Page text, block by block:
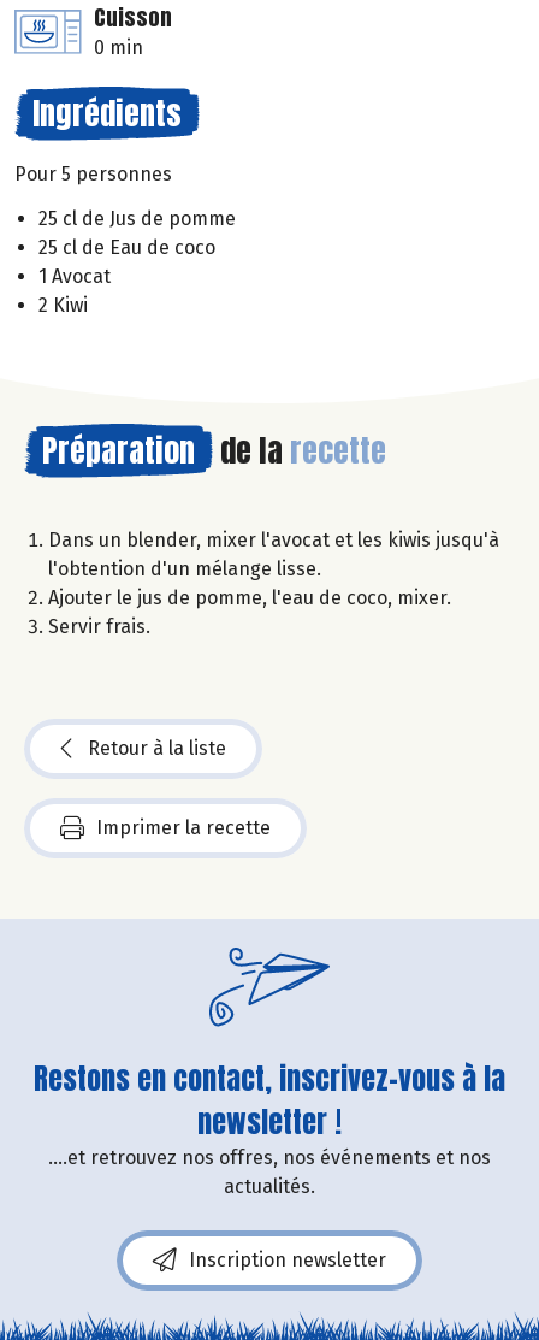
Cuisson
0 min
Ingrédients
Pour 5 personnes
25 cl de Jus de pomme
25 cl de Eau de coco
1 Avocat
2 Kiwi
Préparation de la recette
Dans un blender, mixer l'avocat et les kiwis jusqu'à
l'obtention d'un mélange lisse.
Ajouter le jus de pomme, l'eau de coco, mixer.
Servir frais.
Retour à la liste
Imprimer la recette
Restons en contact, inscrivez-vous à la
newsletter !
....et retrouvez nos offres, nos événements et nos
actualités.
Inscription newsletter